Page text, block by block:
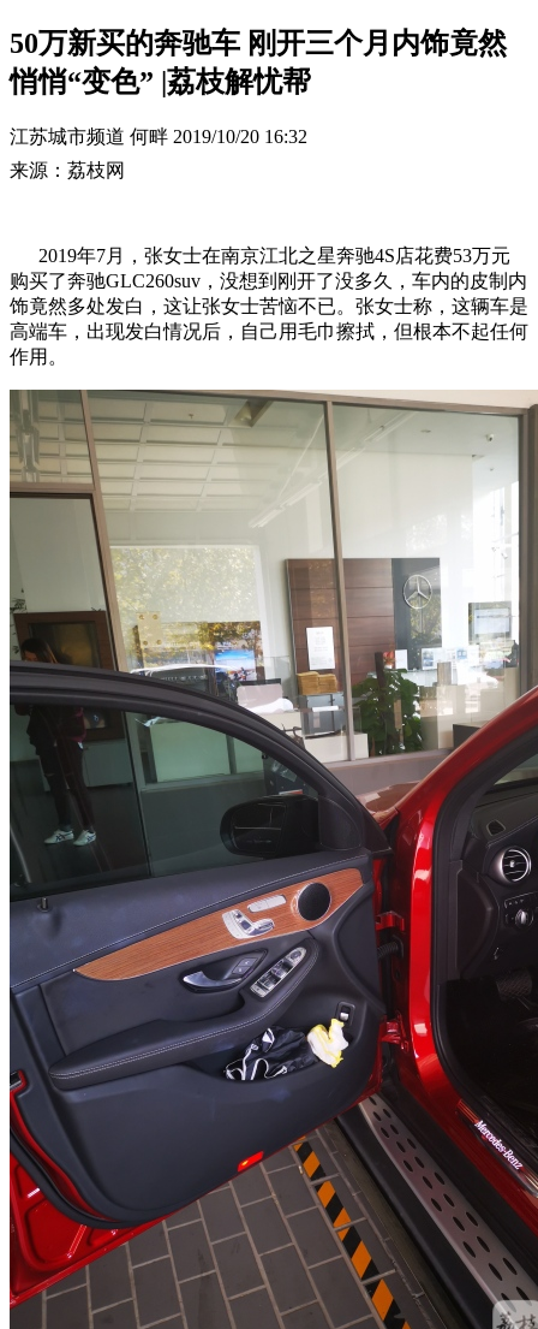
50万新买的奔驰车 刚开三个月内饰竟然
悄悄“变色” |荔枝解忧帮
江苏城市频道 何畔 2019/10/20 16:32
来源：荔枝网
2019年7月，张女士在南京江北之星奔驰4S店花费53万元
购买了奔驰GLC260suv，没想到刚开了没多久，车内的皮制内
饰竟然多处发白，这让张女士苦恼不已。张女士称，这辆车是
高端车，出现发白情况后，自己用毛巾擦拭，但根本不起任何
作用。